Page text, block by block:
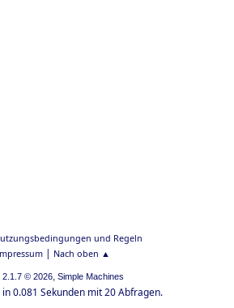
und Regeln
| Nach oben ▲
2.1.7 © 2026, Simple Machines
0.081 Sekunden mit 20 Abfragen.